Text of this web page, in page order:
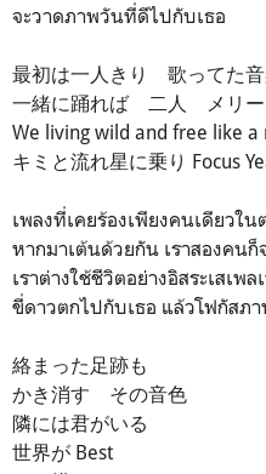
จะวาดภาพวันที่ดีไปกับเธอ
最初は一人きり 歌ってた
一緒に踊れば 二人 メリー
We living wild and free like a
キミと流れ星に乗り Focus
เพลงที่เคยร้องเพียงคนเดียวใ
หากมาเต้นด้วยกัน เราสองคน
เราต่างใช้ชีวิตอย่างอิสระเสเพ
ขี่ดาวตกไปกับเธอ แล้วโฟกัสภา
絡まった足跡も
かき消す その音色
隣には君がいる
世界が Best